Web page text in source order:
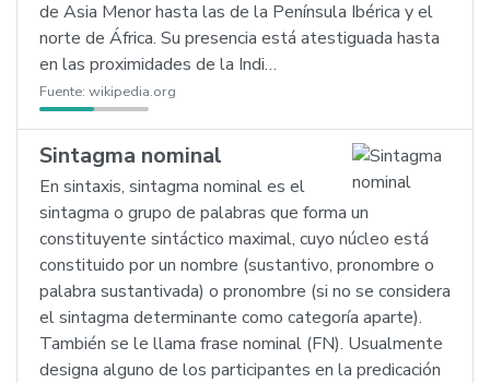
de Asia Menor hasta las de la Península Ibérica y el
norte de África. Su presencia está atestiguada hasta
en las proximidades de la Indi…
Fuente: wikipedia.org
Sintagma nominal
En sintaxis, sintagma nominal es el
sintagma o grupo de palabras que forma un
constituyente sintáctico maximal, cuyo núcleo está
constituido por un nombre (sustantivo, pronombre o
palabra sustantivada) o pronombre (si no se considera
el sintagma determinante como categoría aparte).
También se le llama frase nominal (FN). Usualmente
designa alguno de los participantes en la predicación